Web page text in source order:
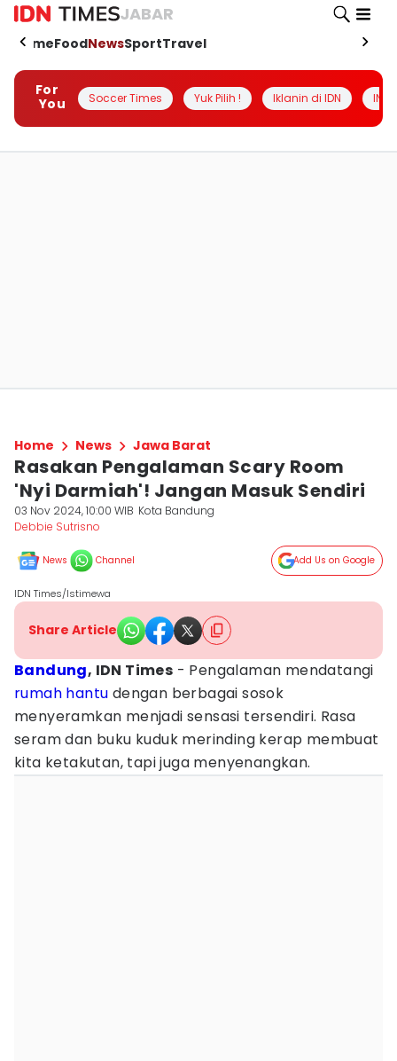
JABAR
HomeFoodNewsSportTravel
For
You
Soccer Times Yuk Pilih ! Iklanin di IDN
Home News Jawa Barat
Rasakan Pengalaman Scary Room
'Nyi Darmiah'! Jangan Masuk Sendiri
03 Nov 2024, 10:00 WIB Kota Bandung
Debbie Sutrisno
News Channel Add Us on Google
IDN Times/Istimewa
Share Article
Bandung, IDN Times - Pengalaman mendatangi
rumah hantu dengan berbagai sosok
menyeramkan menjadi sensasi tersendiri. Rasa
seram dan buku kuduk merinding kerap membuat
kita ketakutan, tapi juga menyenangkan.